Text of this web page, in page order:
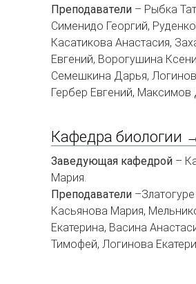
Преподаватели – Рыбка
Сименидо Георгий,
Касатикова Анастасия,
Евгений, Ворогушина
Семешкина Дарья,
Гербер Евгений, Максимов
Кафедра биологии
Заведующая кафедрой –
Мария.
Преподаватели
Касьянова Мария,
Екатерина, Васина
Тимофей, Логинова